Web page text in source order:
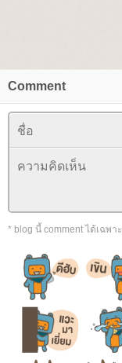
Comment
* blog นี้ comment ได้เฉพา